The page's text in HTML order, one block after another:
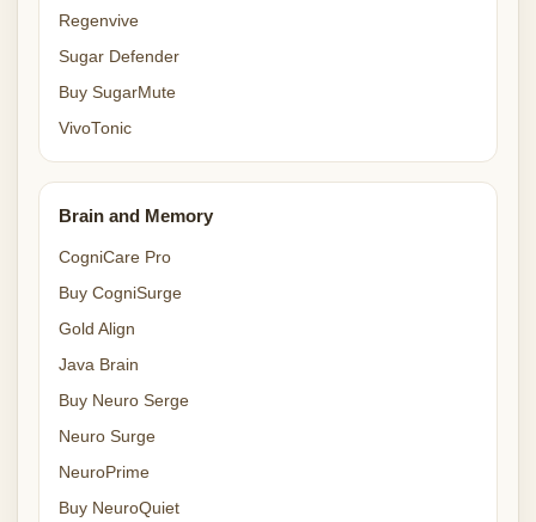
Regenvive
Sugar Defender
Buy SugarMute
VivoTonic
Brain and Memory
CogniCare Pro
Buy CogniSurge
Gold Align
Java Brain
Buy Neuro Serge
Neuro Surge
NeuroPrime
Buy NeuroQuiet